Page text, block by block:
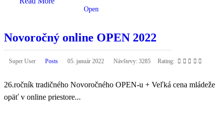
Open
Novoročný online OPEN 2022
Super User Posts 05. január 2022 Návštevy: 3285 Rating:
26.ročník tradičného Novoročného OPEN-u + Veľká cena mládeže
opäť v online priestore...